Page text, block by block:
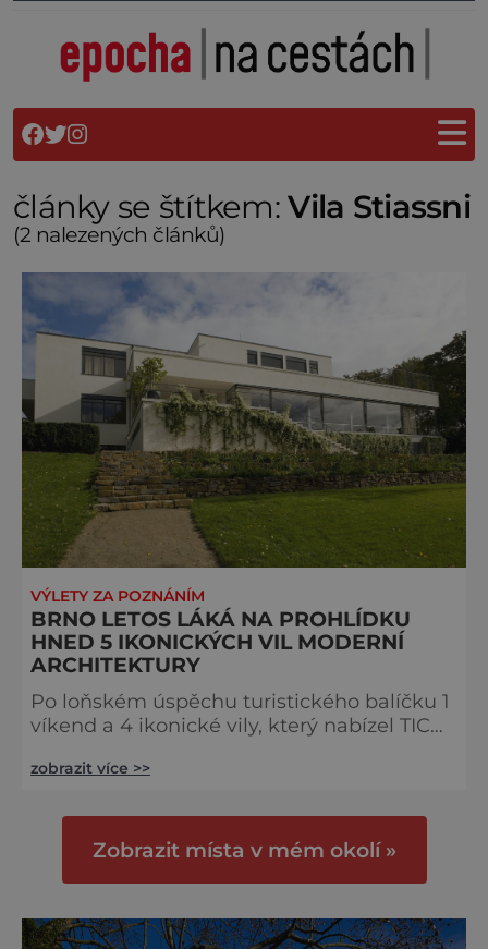
články se štítkem:Vila Stiassni
(2 nalezených článků)
VÝLETY ZA POZNÁNÍM
BRNO LETOS LÁKÁ NA PROHLÍDKU
HNED 5 IKONICKÝCH VIL MODERNÍ
ARCHITEKTURY
Po loňském úspěchu turistického balíčku 1
víkend a 4 ikonické vily, který nabízel TIC
objektů, se letos mohou návštěvníci Brna
šanci poznat hned 5 vil – přibyla nově
otevřená Arnoldova vila v Černých Polích.
komplexní turistický produkt pro mil
zobrazit více >>
Zobrazit místa v mém okolí »